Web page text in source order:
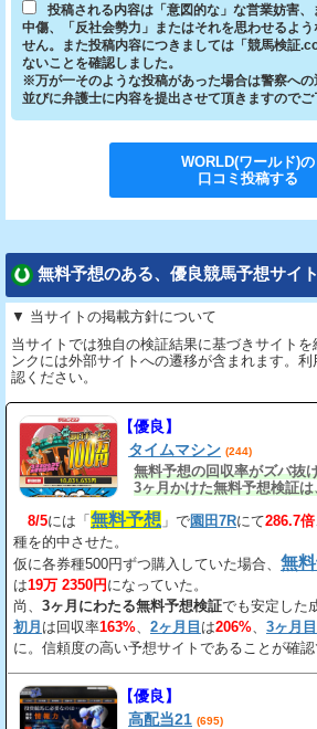
投稿される内容は「意図的な」な営業妨害
中傷、「反社会勢力」またはそれを思わせるよ
せん。また投稿内容につきましては「競馬検証
ないことを確認しました。
※万が一そのような投稿があった場合は警察への
並びに弁護士に内容を提出させて頂きますのでご
WORLD(ワールド)の
口コミ投稿する
無料予想のある、優良競馬予想サイト
▼ 当サイトの掲載方針について
当サイトでは独自の検証結果に基づきサイトを
ンクには外部サイトへの遷移が含まれます。
認ください。
【優良】
タイムマシン (244)
無料予想の回収率がズバ抜
3ヶ月かけた無料予想検証
8/5には「無料予想 」で園田7Rにて286.7倍
種を的中させた。
仮に各券種500円ずつ購入していた場合、 無
は19万 2350円になっていた。
尚、 3ヶ月にわたる無料予想検証でも安定した
初月 は回収率163% 2ヶ月目 は206% 3ヶ月目
に。信頼度の高い予想サイトであることが確認
【優良】
高配当21 (695)